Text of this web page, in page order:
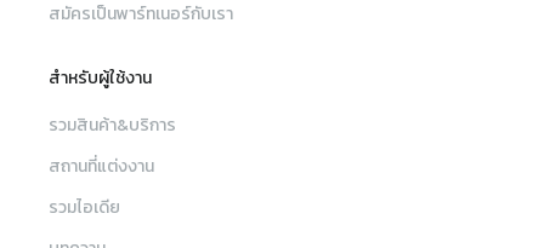
สมัครเป็นพาร์ทเนอร์กับเรา
สำหรับผู้ใช้งาน
รวมสินค้า&บริการ
สถานที่แต่งงาน
รวมไอเดีย